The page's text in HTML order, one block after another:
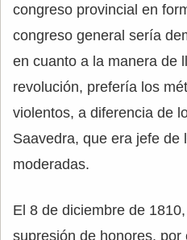
congreso provincial en
congreso general sería
en cuanto a la manera de
revolución, prefería los
violentos, a diferencia de
Saavedra, que era jefe de
moderadas.
El 8 de diciembre de
supresión de honores, por